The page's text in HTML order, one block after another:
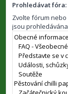
Prohledávat fóra:
Zvolte fórum
jsou